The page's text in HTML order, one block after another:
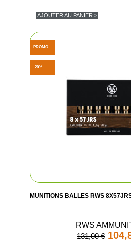
AJOUTER AU PANIER >
MUNITIONS BALLES RWS
RWS
131,00 €
PROMO
-20%